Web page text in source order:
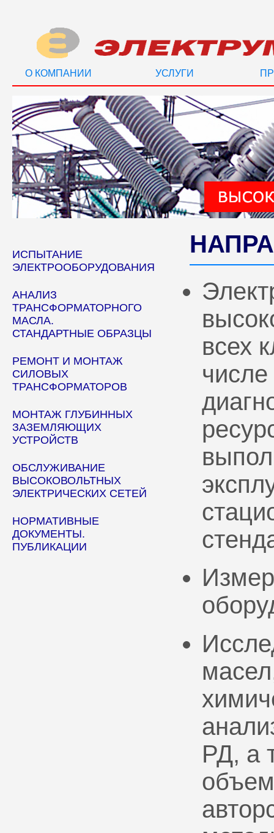
О КОМПАНИИ УСЛУГИ
ИСПЫТАНИЕ
ЭЛЕКТРООБОРУДОВАНИЯ
АНАЛИЗ
ТРАНСФОРМАТОРНОГО
МАСЛА.
СТАНДАРТНЫЕ ОБРАЗЦЫ
РЕМОНТ И МОНТАЖ
СИЛОВЫХ
ТРАНСФОРМАТОРОВ
МОНТАЖ ГЛУБИННЫХ
ЗАЗЕМЛЯЮЩИХ
УСТРОЙСТВ
ОБСЛУЖИВАНИЕ
ВЫСОКОВОЛЬТНЫХ
ЭЛЕКТРИЧЕСКИХ СЕТЕЙ
НОРМАТИВНЫЕ
ДОКУМЕНТЫ.
ПУБЛИКАЦИИ
всех
РД, а